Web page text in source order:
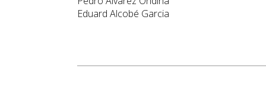
Eduard Alcobé Garcia